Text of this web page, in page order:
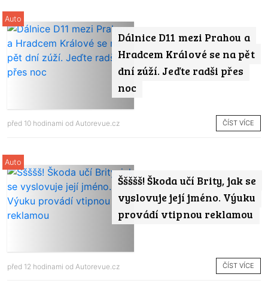
Dálnice D11 mezi Prahou a
Hradcem Králové se na pět
dní zúží. Jeďte radši přes
noc
Auto
před 10 hodinami od Autorevue.cz ČÍST VÍCE
Ššššš! Škoda učí Brity, jak se
vyslovuje její jméno. Výuku
provádí vtipnou reklamou
Auto
před 12 hodinami od Autorevue.cz ČÍST VÍCE